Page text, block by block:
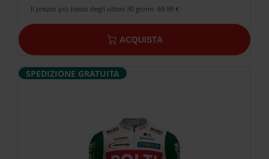
Il prezzo più basso degli ultimi 30 giorni: 69,99 €
ACQUISTA
SPEDIZIONE GRATUITA